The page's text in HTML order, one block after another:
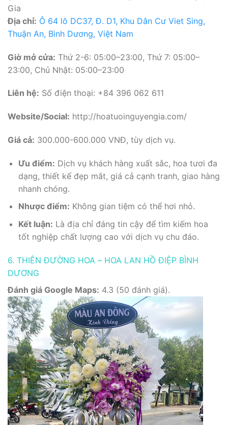
Gia
Địa chỉ: Ô 64 lô DC37, Đ. D1, Khu Dân Cư Viet Sing,
Thuận An, Bình Dương, Việt Nam
Giờ mở cửa: Thứ 2-6: 05:00–23:00, Thứ 7: 05:00–
23:00, Chủ Nhật: 05:00–23:00
Liên hệ: Số điện thoại: +84 396 062 611
Website/Social: http://hoatuoinguyengia.com/
Giá cả: 300.000-600.000 VNĐ, tùy dịch vụ.
Ưu điểm: Dịch vụ khách hàng xuất sắc, hoa tươi đa
dạng, thiết kế đẹp mắt, giá cả cạnh tranh, giao hàng
nhanh chóng.
Nhược điểm: Không gian tiệm có thể hơi nhỏ.
Kết luận: Là địa chỉ đáng tin cậy để tìm kiếm hoa
tốt nghiệp chất lượng cao với dịch vụ chu đáo.
6. THIÊN ĐƯỜNG HOA – HOA LAN HỒ ĐIỆP BÌNH
DƯƠNG
Đánh giá Google Maps: 4.3 (50 đánh giá).